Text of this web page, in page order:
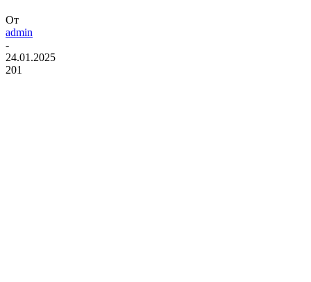
От
admin
-
24.01.2025
201